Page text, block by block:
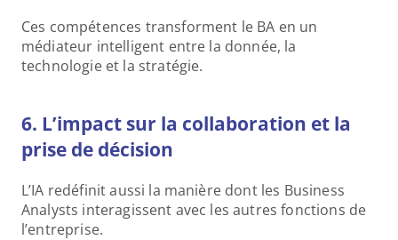
Ces compétences transforment le BA en un
médiateur intelligent entre la donnée, la
technologie et la stratégie.
6. L’impact sur la collaboration et la
prise de décision
L’IA redéfinit aussi la manière dont les Business
Analysts interagissent avec les autres fonctions de
l’entreprise.